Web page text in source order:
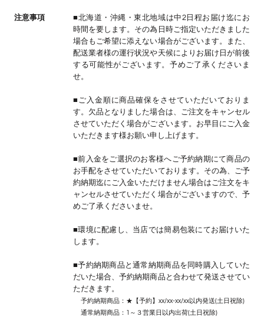
注意事項
■北海道・沖縄・東北地域は中2日程お届け迄にお
時間を要します。その為日時ご指定いただきました
場合もご希望に添えない場合がございます。また、
配送業者様の運行状況や天候によりお届け日が前後
する可能性がございます。予めご了承くださいま
せ。
■ご入金順に商品確保をさせていただいておりま
す。欠品となりました場合は、ご注文をキャンセル
させていただく場合がございます。お早目にご入金
いただきます様お願い申し上げます。
■前入金をご選択のお客様へご予約納期にて商品の
お手配をさせていただいております。その為、ご予
約納期迄にご入金いただけません場合はご注文をキ
ャンセルさせていただく場合がございますので、予
めご了承くださいませ。
■環境に配慮し、当店では簡易包装にてお届けいた
します。
■予約納期商品と通常納期商品を同時購入していた
だいた場合、予約納期商品と合わせて発送させてい
ただきます。
予約納期商品：★【予約】xx/xx-xx/xx以内発送(土日祝除)
通常納期商品：1～３営業日以内出荷(土日祝除)